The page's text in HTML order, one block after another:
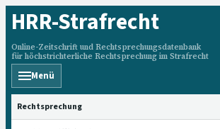
HRR-Strafrecht
Online-Zeitschrift und Rechtsprechungsdatenbank
für höchstrichterliche Rechtsprechung im Strafrecht
Menü
HRRS durchsuchen